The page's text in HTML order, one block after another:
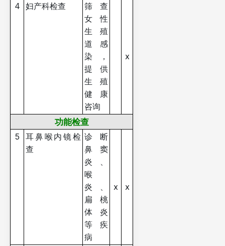
4 妇产科检查
筛查
女性
生殖
道感
染，
提供
生殖
健康
咨询
x
功能检查
5
耳鼻喉内镜检
查
诊断
鼻窦
炎、
喉
炎、
扁桃
体炎
等疾
病
x x